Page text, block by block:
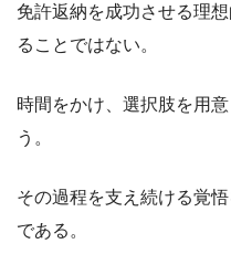
免許返納を成功させる理
ることではない。
時間をかけ、選択肢を用
う。
その過程を支え続ける覚
である。